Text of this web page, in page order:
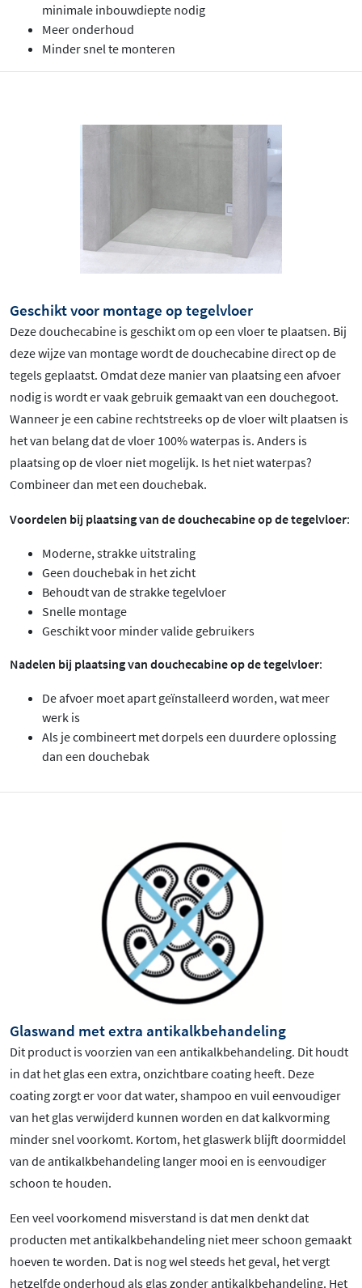
minimale inbouwdiepte nodig
Meer onderhoud
Minder snel te monteren
Geschikt voor montage op tegelvloer
Deze douchecabine is geschikt om op een vloer te plaatsen. Bij
deze wijze van montage wordt de douchecabine direct op de
tegels geplaatst. Omdat deze manier van plaatsing een afvoer
nodig is wordt er vaak gebruik gemaakt van een douchegoot.
Wanneer je een cabine rechtstreeks op de vloer wilt plaatsen is
het van belang dat de vloer 100% waterpas is. Anders is
plaatsing op de vloer niet mogelijk. Is het niet waterpas?
Combineer dan met een douchebak.
Voordelen bij plaatsing van de douchecabine op de tegelvloer:
Moderne, strakke uitstraling
Geen douchebak in het zicht
Behoudt van de strakke tegelvloer
Snelle montage
Geschikt voor minder valide gebruikers
Nadelen bij plaatsing van douchecabine op de tegelvloer:
De afvoer moet apart geïnstalleerd worden, wat meer
werk is
Als je combineert met dorpels een duurdere oplossing
dan een douchebak
Glaswand met extra antikalkbehandeling
Dit product is voorzien van een antikalkbehandeling. Dit houdt
in dat het glas een extra, onzichtbare coating heeft. Deze
coating zorgt er voor dat water, shampoo en vuil eenvoudiger
van het glas verwijderd kunnen worden en dat kalkvorming
minder snel voorkomt. Kortom, het glaswerk blijft doormiddel
van de antikalkbehandeling langer mooi en is eenvoudiger
schoon te houden.
Een veel voorkomend misverstand is dat men denkt dat
producten met antikalkbehandeling niet meer schoon gemaakt
hoeven te worden. Dat is nog wel steeds het geval, het vergt
hetzelfde onderhoud als glas zonder antikalkbehandeling. Het